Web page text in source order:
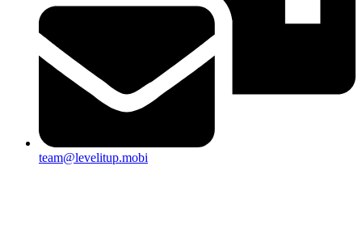
team@levelitup.mobi